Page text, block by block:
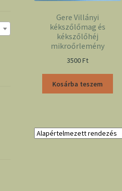
Gere Villányi
kékszőlőmag és
kékszőlőhéj
mikroőrlemény
3500Ft
Kosárba teszem